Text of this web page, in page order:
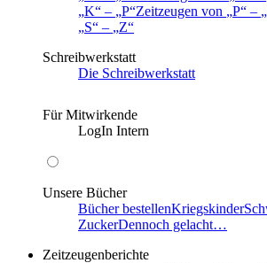
K
– P Zeitzeugen von P –
S
–
Z
Schreibwerkstatt
Die Schreibwerkstatt
Für Mitwirkende
LogIn Intern
Unsere Bücher
Bücher bestellenKriegskinder
ZuckerDennoch gelacht…
Zeitzeugenberichte